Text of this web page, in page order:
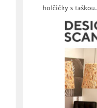
holčičky s taškou.